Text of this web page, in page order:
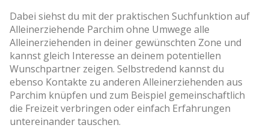
Dabei siehst du mit der praktischen Suchfunktion auf
Alleinerziehende Parchim ohne Umwege alle
Alleinerziehenden in deiner gewünschten Zone und
kannst gleich Interesse an deinem potentiellen
Wunschpartner zeigen. Selbstredend kannst du
ebenso Kontakte zu anderen Alleinerziehenden aus
Parchim knüpfen und zum Beispiel gemeinschaftlich
die Freizeit verbringen oder einfach Erfahrungen
untereinander tauschen.